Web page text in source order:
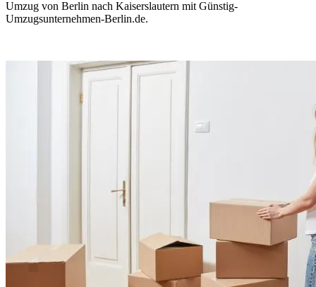
Umzug von Berlin⁠ nach Kaiserslautern mit Günstig-
Umzugsunternehmen-Berlin.de.